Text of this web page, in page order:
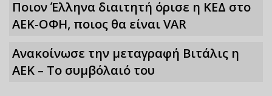
Ποιον Έλληνα διαιτητή όρισε η ΚΕΔ στο
ΑΕΚ-ΟΦΗ, ποιος θα είναι VAR
Ανακοίνωσε την μεταγραφή Βιτάλις η
ΑΕΚ – Το συμβόλαιό του